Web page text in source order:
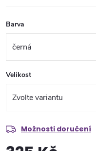
Barva
Velikost
Možnosti doručení